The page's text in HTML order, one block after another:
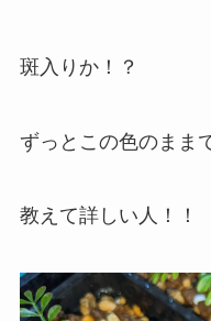
斑入りか！？
ずっとこの色のまま
教えて詳しい人！！